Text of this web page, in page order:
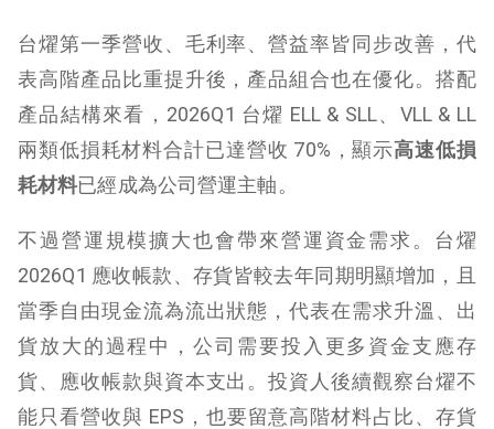
台燿第一季營收、毛利率、營益率皆同步改善，代
表高階產品比重提升後，產品組合也在優化。搭配
產品結構來看，2026Q1 台燿 ELL & SLL、VLL & LL
兩類低損耗材料合計已達營收 70%，顯示高速低損
耗材料已經成為公司營運主軸。
不過營運規模擴大也會帶來營運資金需求。台燿
2026Q1 應收帳款、存貨皆較去年同期明顯增加，且
當季自由現金流為流出狀態，代表在需求升溫、出
貨放大的過程中，公司需要投入更多資金支應存
貨、應收帳款與資本支出。投資人後續觀察台燿不
能只看營收與 EPS，也要留意高階材料占比、存貨